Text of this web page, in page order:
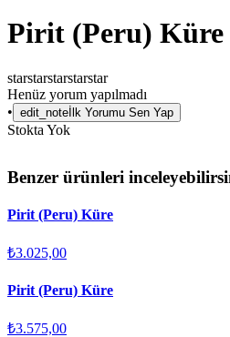
Pirit (Peru) Küre
starstarstarstarstar
Henüz yorum yapılmadı
• edit_note İlk Yorumu Sen Yap
Stokta Yok
Benzer ürünleri
Pirit (Peru) Küre
₺3.025,00
Pirit (Peru) Küre
₺3.575,00